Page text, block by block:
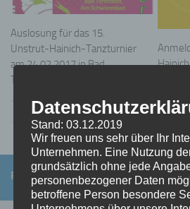
Auslosung für das 15.
Unstrut-Hainich-Tanzturnier
am 24.02.2017 in Bad
Tennstedt
12. FEBRUAR 2017 13.
FOLGEN:
Stand: 03.12.2019
Wir freuen uns sehr über Ihr
Unternehmen. Eine Nutzung
grundsätzlich ohne jede
personenbezogener Daten
betroffene Person besondere